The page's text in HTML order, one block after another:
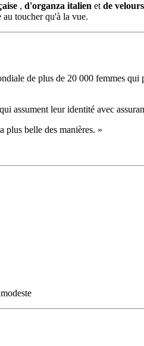
, d'organza italien etde
au toucher qu'à la vue.
de plus de 20 000 femmes
assument leur identité avec
plus belle des manières. »